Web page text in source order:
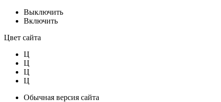
Выключить
Включить
Цвет сайта
Ц
Ц
Ц
Ц
Обычная версия сайта